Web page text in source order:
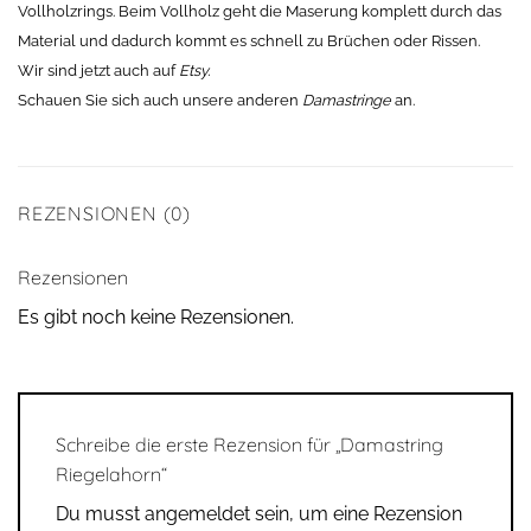
Vollholzrings. Beim Vollholz geht die Maserung komplett durch das
Material und dadurch kommt es schnell zu Brüchen oder Rissen.
Wir sind jetzt auch auf Etsy.
Schauen Sie sich auch unsere anderen Damastringe an.
REZENSIONEN (0)
Rezensionen
Es gibt noch keine Rezensionen.
Schreibe die erste Rezension für „Damastring
Riegelahorn“
Du musst angemeldet sein, um eine Rezension